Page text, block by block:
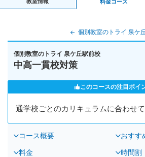
料金コース
個別教室のトライ 泉ケ
個別教室のトライ 泉ケ丘駅前校
中高一貫校対策
このコースの注目ポイ
通学校ごとのカリキュラムに合わせ
コース概要 おすす
料金 時間割